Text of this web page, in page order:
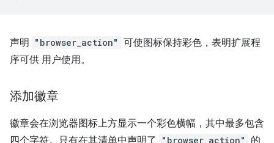
声明 "browser_action" 可使图标保持彩色，表明扩展程
序可供 用户使用。
添加徽章
徽章会在浏览器图标上方显示一个彩色横幅，其中最多包含
四个字符。只有在其清单中声明了
"browser_action"
的